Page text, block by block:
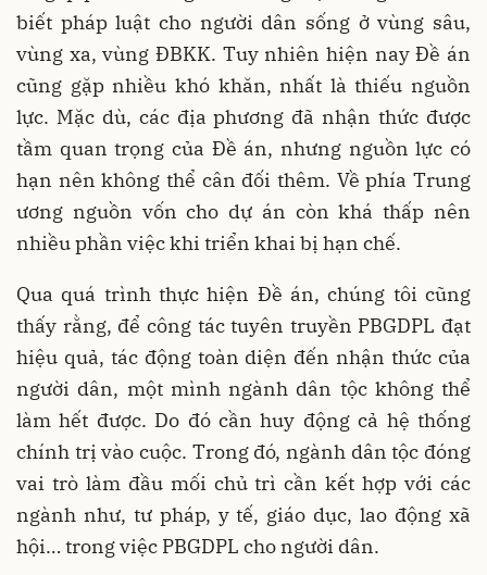
biết pháp luật cho người dân sống ở vùng sâu,
vùng xa, vùng ĐBKK. Tuy nhiên hiện nay Đề án
cũng gặp nhiều khó khăn, nhất là thiếu nguồn
lực. Mặc dù, các địa phương đã nhận thức được
tầm quan trọng của Đề án, nhưng nguồn lực có
hạn nên không thể cân đối thêm. Về phía Trung
ương nguồn vốn cho dự án còn khá thấp nên
nhiều phần việc khi triển khai bị hạn chế.
Qua quá trình thực hiện Đề án, chúng tôi cũng
thấy rằng, để công tác tuyên truyền PBGDPL đạt
hiệu quả, tác động toàn diện đến nhận thức của
người dân, một mình ngành dân tộc không thể
làm hết được. Do đó cần huy động cả hệ thống
chính trị vào cuộc. Trong đó, ngành dân tộc đóng
vai trò làm đầu mối chủ trì cần kết hợp với các
ngành như, tư pháp, y tế, giáo dục, lao động xã
hội… trong việc PBGDPL cho người dân.